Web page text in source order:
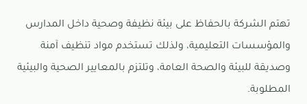
تهتم الشركة بالحفاظ على بيئة نظيفة وصحية داخل المدارس
والمؤسسات التعليمية، ولذلك تستخدم مواد تنظيف آمنة
وصديقة للبيئة والصحة العامة، وتلتزم بالمعايير الصحية والبيئية
المطلوبة.